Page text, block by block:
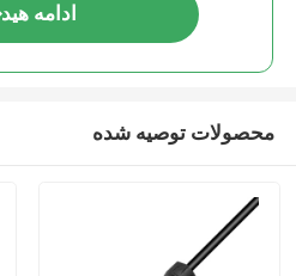
ادامه هید
محصولات توصیه شده